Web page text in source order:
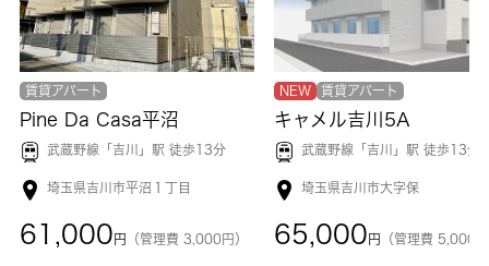
賃貸アパート
Pine Da Casa平沼
武蔵野線「 吉川 」駅 徒歩13分
埼玉県吉川市平沼１丁目
61,000 円 （管理費 3,000円）
NEW 賃貸アパート
キャメル吉川5A
武蔵野線「 吉川 」駅 徒歩13分
埼玉県吉川市大字保
65,000 円 （管理費 5,000